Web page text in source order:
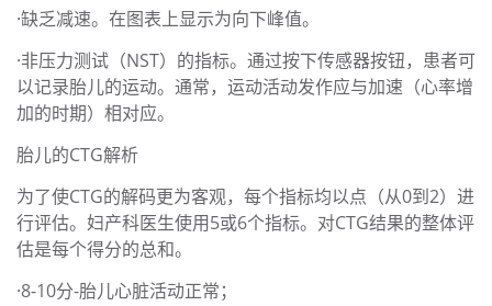
·缺乏减速。在图表上显示为向下峰值。
·非压力测试（NST）的指标。通过按下传感器按钮，患者可
以记录胎儿的运动。通常，运动活动发作应与加速（心率增
加的时期）相对应。
胎儿的CTG解析
为了使CTG的解码更为客观，每个指标均以点（从0到2）进
行评估。妇产科医生使用5或6个指标。对CTG结果的整体评
估是每个得分的总和。
·8-10分-胎儿心脏活动正常；